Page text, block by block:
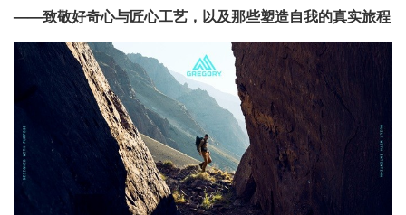
——致敬好奇心与匠心工艺，以及那些塑造自我的真实旅程